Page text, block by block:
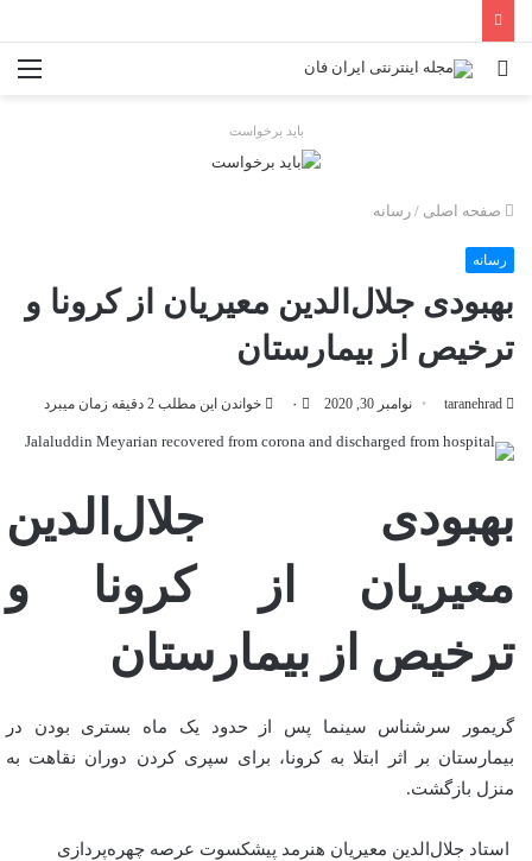
جستجو
باید برخواست
صفحه اصلی / رسانه
رسانه
بهبودی جلال‌الدین معیریان از کرونا و
ترخیص از بیمارستان
taranehrad نوامبر 30, 2020 ۰ خواندن این مطلب 2 دقیقه زمان میبرد
بهبودی جلال‌الدین
معیریان از کرونا و
ترخیص از بیمارستان
گریمور سرشناس سینما پس از حدود یک ماه بستری بودن در
بیمارستان بر اثر ابتلا به کرونا، برای سپری کردن دوران نقاهت به
منزل بازگشت.
استاد جلال‌الدین معیریان هنرمد پیشکسوت عرصه چهره‌پردازی